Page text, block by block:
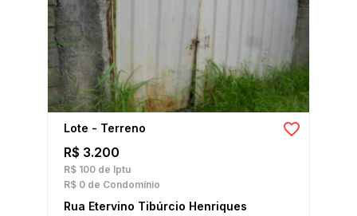
Lote - Terreno
R$ 3.200
R$ 100 de Iptu
R$ 0 de Condomínio
Rua Etervino Tibúrcio Henriques